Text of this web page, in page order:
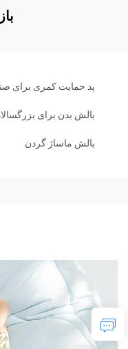
پد حمایت کمری برای
بالش بدن برای
بالش ماساژ گردن